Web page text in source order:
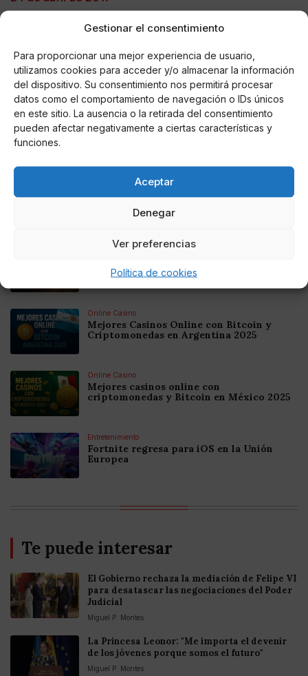
Gestionar el consentimiento
Para proporcionar una mejor experiencia de usuario,
utilizamos cookies para acceder y/o almacenar la información
del dispositivo. Su consentimiento nos permitirá procesar
datos como el comportamiento de navegación o IDs únicos
en este sitio. La ausencia o la retirada del consentimiento
pueden afectar negativamente a ciertas características y
funciones.
Aceptar
Denegar
Ver preferencias
Política de cookies
La dimisión de hoy de Esperanza Aguirre es la mejor
— Anacleto Panceto (@Xuxipc) 24 de abril de 2017
Noticias relacionadas
Online Casino
Colombia 2025: Bitcoin Casinos
Online Casino
Mejores Casinos Online con Bitcoin y
Criptomonedas en Argentina 2025
Online Casino
Mejores casinos online con
criptomonedas y Bitcoin en México 2025
Entretenimiento
Fortnite regresa para iOS en la Unión
Europea
Te puede interesar
El Gobierno rechaza la mediación de Felipe VI
para desatascar las negociaciones del Poder
Judicial
Miguel P. Montes
La Princesa Leonor: "Me importa el devenir
de los jóvenes porque somos el futuro"
Miguel P. Montes